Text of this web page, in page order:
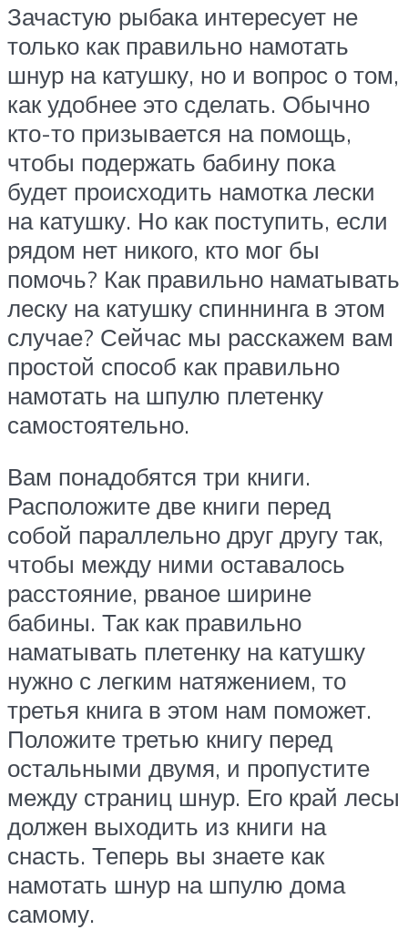
Зачастую рыбака интересует не
только как правильно намотать
шнур на катушку, но и вопрос о том,
как удобнее это сделать. Обычно
кто-то призывается на помощь,
чтобы подержать бабину пока
будет происходить намотка лески
на катушку. Но как поступить, если
рядом нет никого, кто мог бы
помочь? Как правильно наматывать
леску на катушку спиннинга в этом
случае? Сейчас мы расскажем вам
простой способ как правильно
намотать на шпулю плетенку
самостоятельно.
Вам понадобятся три книги.
Расположите две книги перед
собой параллельно друг другу так,
чтобы между ними оставалось
расстояние, рваное ширине
бабины. Так как правильно
наматывать плетенку на катушку
нужно с легким натяжением, то
третья книга в этом нам поможет.
Положите третью книгу перед
остальными двумя, и пропустите
между страниц шнур. Его край лесы
должен выходить из книги на
снасть. Теперь вы знаете как
намотать шнур на шпулю дома
самому.